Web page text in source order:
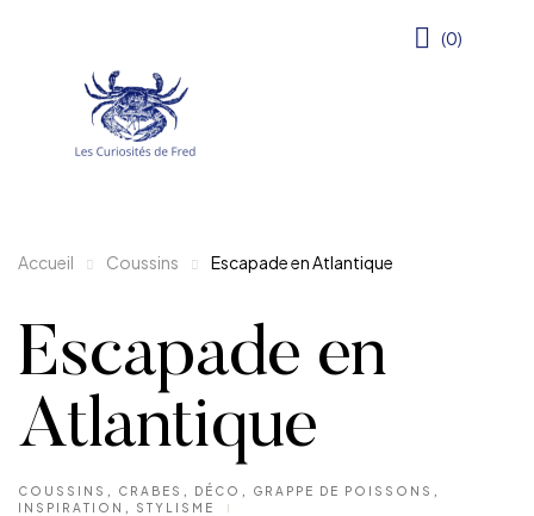
(0)
Accueil Coussins Escapade en Atlantique
Escapade en
Atlantique
COUSSINS CRABES DÉCO GRAPPE DE POISSONS
INSPIRATION
STYLISME